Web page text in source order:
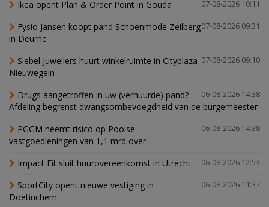
07-08-2026 10:11
Ikea opent Plan & Order Point in Gouda
07-08-2026 09:31
Fysio Jansen koopt pand Schoenmode Zeilberg
in Deurne
07-08-2026 09:10
Siebel Juweliers huurt winkelruimte in Cityplaza
Nieuwegein
06-08-2026 14:38
Drugs aangetroffen in uw (verhuurde) pand?
Afdeling begrenst dwangsombevoegdheid van de burgemeester
06-08-2026 14:38
PGGM neemt risico op Poolse
vastgoedleningen van 1,1 mrd over
06-08-2026 12:53
Impact Fit sluit huurovereenkomst in Utrecht
06-08-2026 11:37
SportCity opent nieuwe vestiging in
Doetinchem